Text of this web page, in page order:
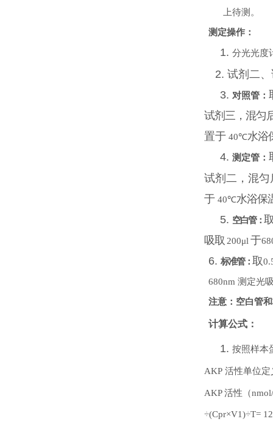
上待测。
测定操作：
1. 分光光度
2. 试剂二
3. 对照管：
试剂三，混匀
置于 40℃水浴
4. 测定管：
试剂二，混匀
于 40℃水浴保
5. 空白管： 取
吸取 200μl 于
6. 标准管： 取
680nm 测定光
注意：空白管
计算公式：
1. 按照样本
AKP 活性单位
AKP 活性（
÷(Cpr×V1)÷T=